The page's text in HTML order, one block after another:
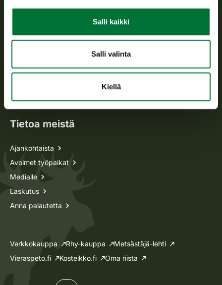
Salli kaikki
Salli valinta
Kiellä
Kaikki yhteystiedot
Metsästyskortti-asiat
Tietoa meistä
Ajankohtaista
Avoimet työpaikat
Medialle
Laskutus
Anna palautetta
Verkkokauppa Rhy-kauppa
Metsästäjä-lehti
Vieraspeto.fi
Kosteikko.fi Oma riista